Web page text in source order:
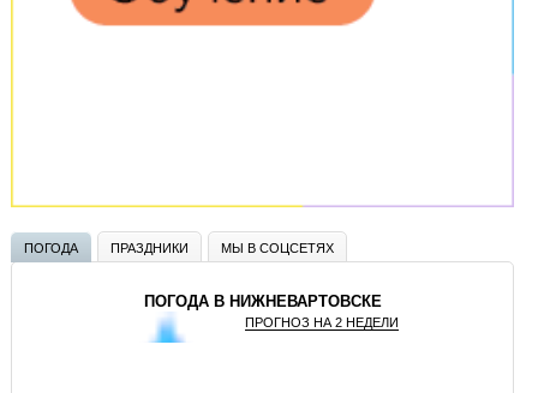
ПОГОДА ПРАЗДНИКИ МЫ В СОЦСЕТЯХ
ПОГОДА В НИЖНЕВАРТОВСКЕ
ПРОГНОЗ НА 2 НЕДЕЛИ